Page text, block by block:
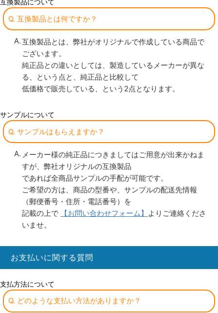
互換製品について
Q. 互換製品とは何ですか？
互換製品とは、弊社がオリジナルで作成している商品で
ございます。
純正品との違いとしては、製造しているメーカーが異な
る、という点と、純正品と比較して
低価格で販売している、という2点となります。
サンプルについて
Q. サンプルはもらえますか？
メーカー様の純正品につきましてはご用意が出来かねま
すが、弊社オリジナルの互換製品
であれば全商品サンプルの手配が可能です。
ご希望の方は、商品の型番や、サンプルの配送先情報
（郵便番号・住所・電話番号）を
記載の上で
【お問い合わせフォーム】
よりご連絡くださ
いませ。
お支払いに関する質問
支払方法について
Q. どのような支払い方法がありますか？